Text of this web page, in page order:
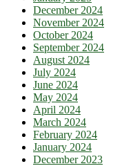
December 2024
November 2024
October 2024
September 2024
August 2024
July 2024
June 2024
May 2024
April 2024
March 2024
February 2024
January 2024
December 2023